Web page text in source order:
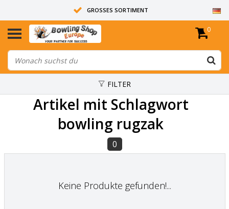
GROSSES SORTIMENT
14 TAGE RÜCKGABERECHT
ALLE BOWLINGKUGELN SIND UNGEBOHRT
0
FILTER
Artikel mit Schlagwort
bowling rugzak
0
Keine Produkte gefunden!...